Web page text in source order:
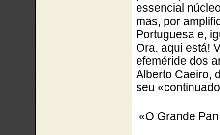
essencial
mas, por
Portuguesa e,
Ora, aqui está!
efeméride dos
Alberto Caeiro,
seu
«O Grande